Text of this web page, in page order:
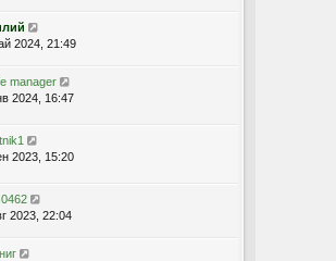
2024, 21:49
manager
2024, 16:47
2023, 15:20
2023, 22:04